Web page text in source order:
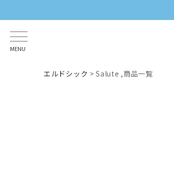
MENU
エルドシック Salute ,商品一覧
指定なし